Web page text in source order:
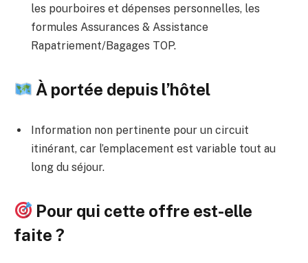
les pourboires et dépenses personnelles, les
formules Assurances & Assistance
Rapatriement/Bagages TOP.
À portée depuis l’hôtel
Information non pertinente pour un circuit
itinérant, car l’emplacement est variable tout au
long du séjour.
Pour qui cette offre est-elle
faite ?